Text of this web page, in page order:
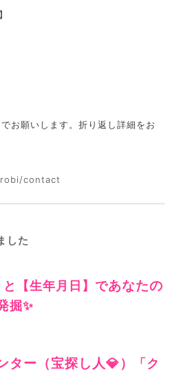
】
お願いします。折り返し詳細をお
contact
した
と【生年月日】であなたの
掘✨
ター（宝探し人💎）
「ク